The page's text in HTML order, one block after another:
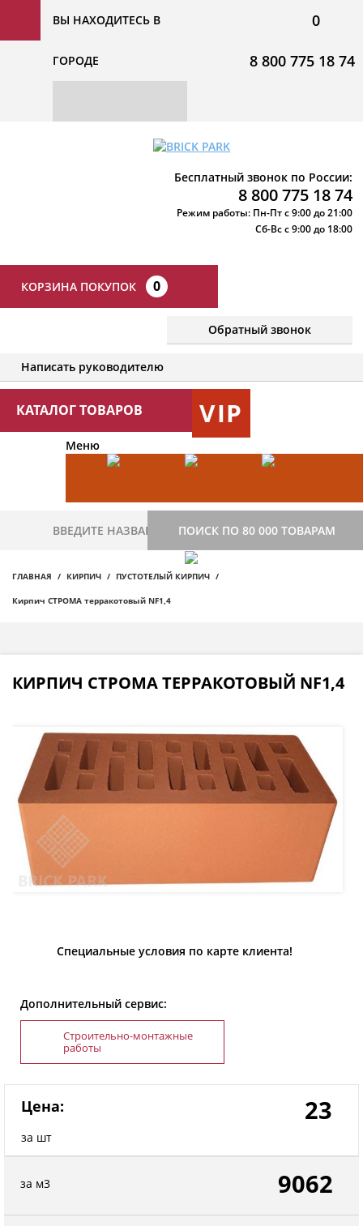
ВЫ НАХОДИТЕСЬ В
ГОРОДЕ
0
8 800 775 18 74
Бесплатный звонок по России:
8 800 775 18 74
Режим работы: Пн-Пт с 9:00 до 21:00
Сб-Вс с 9:00 до 18:00
КОРЗИНА ПОКУПОК 0
Обратный звонок
Написать руководителю
КАТАЛОГ ТОВАРОВ VIP
Меню
ПОИСК ПО 80 000 ТОВАРАМ
ГЛАВНАЯ КИРПИЧ ПУСТОТЕЛЫЙ КИРПИЧ
Кирпич СТРОМА терракотовый NF1,4
КИРПИЧ СТРОМА ТЕРРАКОТОВЫЙ NF1,4
Специальные условия по карте клиента!
Дополнительный сервис:
Строительно-монтажные
работы
Цена:
за шт
23
за м3 9062